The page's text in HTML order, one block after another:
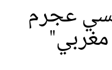
عجرم
مغربي"